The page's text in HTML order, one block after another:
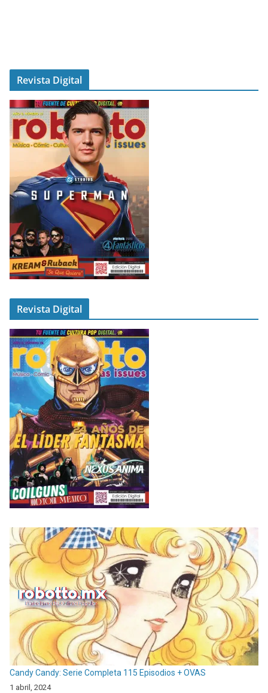
Revista Digital
Revista Digital
Candy Candy: Serie Completa 115 Episodios + OVAS
1 abril, 2024